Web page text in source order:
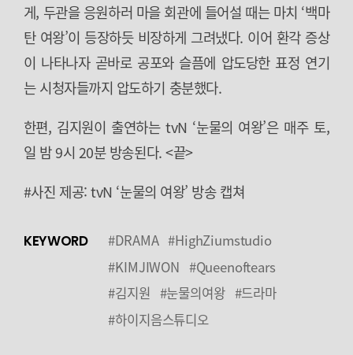
게, 두관을 응원하러 마을 회관에 들어설 때는 마치 ‘백마
탄 여왕’이 등장하듯 비장하게 그려냈다. 이어 환각 증상
이 나타나자 곧바로 공포와 슬픔에 압도당한 표정 연기
는 시청자들까지 압도하기 충분했다.
한편, 김지원이 출연하는 tvN ‘눈물의 여왕’은 매주 토,
일 밤 9시 20분 방송된다. <끝>
#사진 제공: tvN ‘눈물의 여왕’ 방송 캡쳐
KEYWORD #DRAMA #HighZiumstudio
#KIMJIWON #Queenoftears
#김지원 #눈물의여왕 #드라마
#하이지음스튜디오